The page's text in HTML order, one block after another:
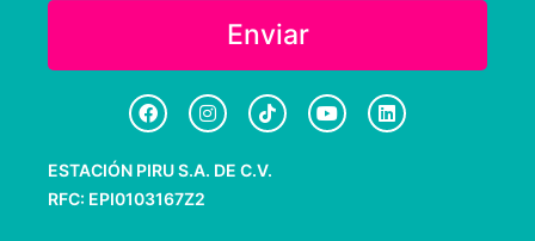
Enviar
F
a
c
e
b
o
I
n
s
a
T
i
k
t
o
Y
o
u
L
i
n
ESTACIÓN PIRU S.A. DE C.V.
RFC: EPI0103167Z2